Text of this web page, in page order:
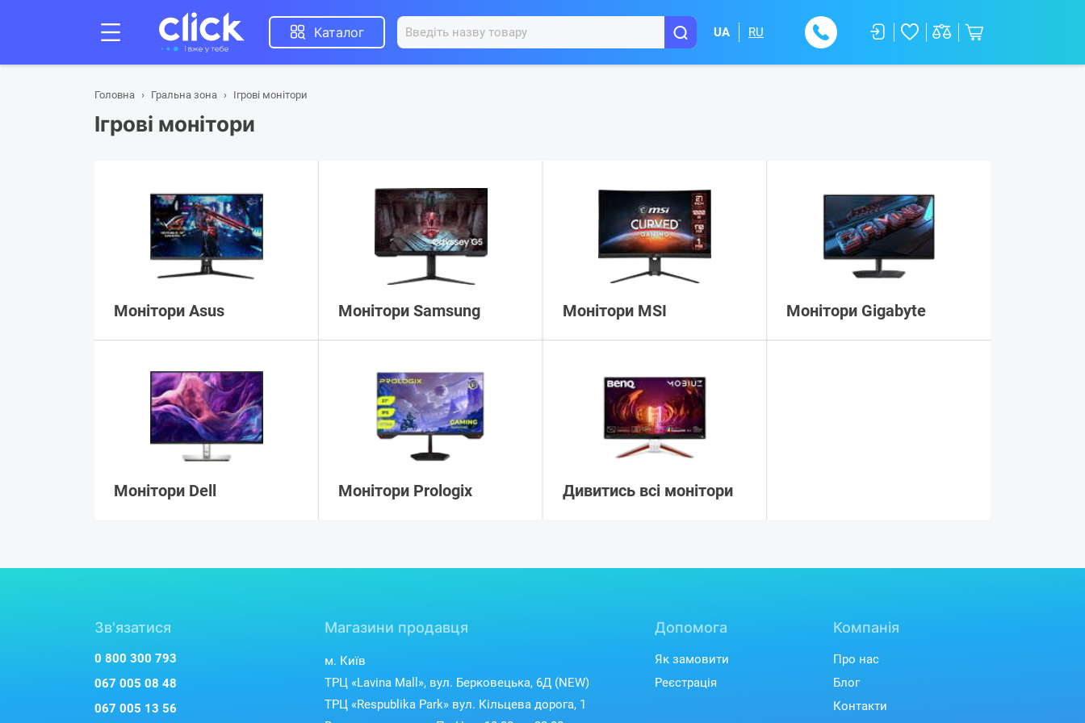
Каталог UA RU
Головна Гральна зона Ігрові монітори
Ігрові монітори
Монітори Asus Монітори Samsung Монітори MSI Монітори Gigabyte
Монітори Dell Монітори Prologix Дивитись всі монітори
Зв'язатися
0 800 300 793
067 005 08 48
067 005 13 56
Магазини продавця
м. Київ
ТРЦ «Lavina Mall», вул. Берковецька, 6Д (NEW)
ТРЦ «Respublika Park» вул. Кільцева дорога, 1
Допомога
Як замовити
Реєстрація
Компанія
Про нас
Блог
Контакти